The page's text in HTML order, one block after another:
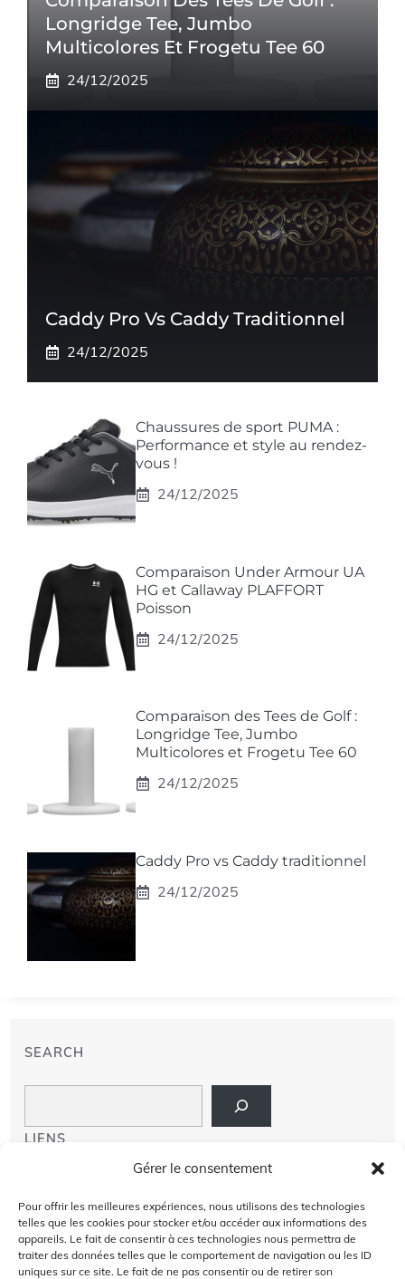
Gérer le consentement
Pour offrir les meilleures expériences, nous utilisons des technologies
telles que les cookies pour stocker et/ou accéder aux informations des
appareils. Le fait de consentir à ces technologies nous permettra de
traiter des données telles que le comportement de navigation ou les ID
uniques sur ce site. Le fait de ne pas consentir ou de retirer son
Longridge Tee, Jumbo
Multicolores Et Frogetu Tee 60
24/12/2025
Caddy Pro Vs Caddy Traditionnel
24/12/2025
Chaussures de sport PUMA :
Performance et style au rendez-
vous !
24/12/2025
Comparaison Under Armour UA
HG et Callaway PLAFFORT
Poisson
24/12/2025
Comparaison des Tees de Golf :
Longridge Tee, Jumbo
Multicolores et Frogetu Tee 60
24/12/2025
Caddy Pro vs Caddy traditionnel
24/12/2025
SEARCH
LIENS
À PROPOS DE NOUS
AVIS DE NON-RESPONSABILITÉ